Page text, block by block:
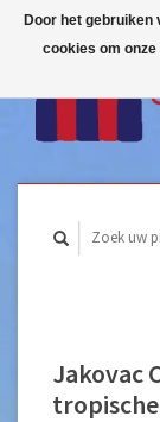
Jakovac
Door het gebruiken
cookies om